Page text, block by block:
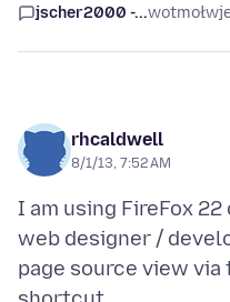
jscher2000 -...
rhcaldwell
8/1/13, 7:52 AM
I am using FireFox 22
web designer /
page source view